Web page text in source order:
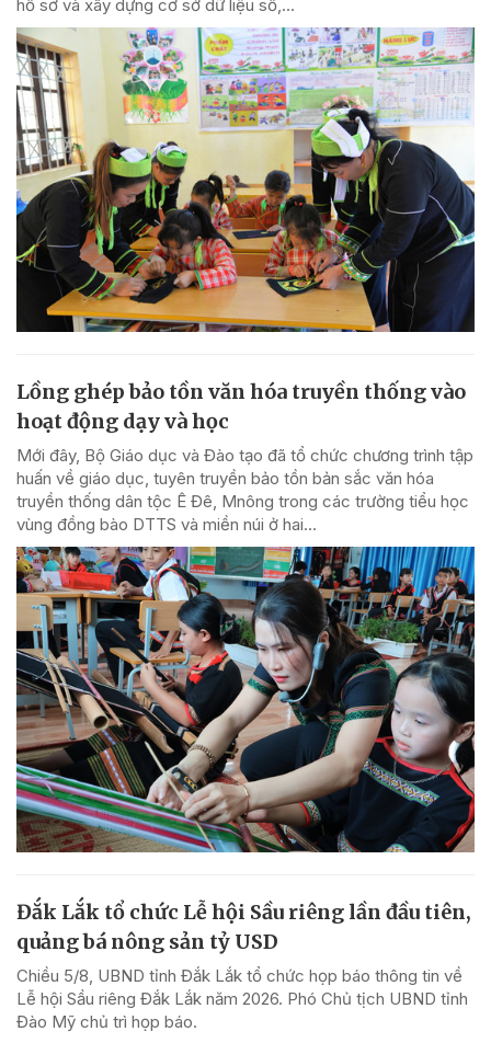
hồ sơ và xây dựng cơ sở dữ liệu số,...
Lồng ghép bảo tồn văn hóa truyền thống vào
hoạt động dạy và học
Mới đây, Bộ Giáo dục và Đào tạo đã tổ chức chương trình tập
huấn về giáo dục, tuyên truyền bảo tồn bản sắc văn hóa
truyền thống dân tộc Ê Đê, Mnông trong các trường tiểu học
vùng đồng bào DTTS và miền núi ở hai...
Đắk Lắk tổ chức Lễ hội Sầu riêng lần đầu tiên,
quảng bá nông sản tỷ USD
Chiều 5/8, UBND tỉnh Đắk Lắk tổ chức họp báo thông tin về
Lễ hội Sầu riêng Đắk Lắk năm 2026. Phó Chủ tịch UBND tỉnh
Đào Mỹ chủ trì họp báo.